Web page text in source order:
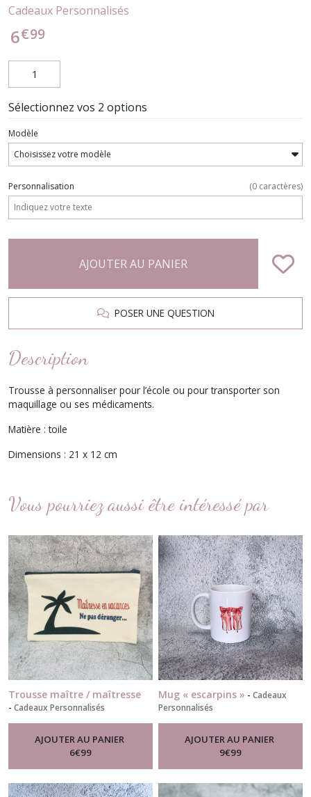
Cadeaux Personnalisés
6€99
Sélectionnez vos 2 options
Modèle
Personnalisation (0 caractères)
AJOUTER AU PANIER
POSER UNE QUESTION
Description
Trousse à personnaliser pour l’école ou pour transporter son
maquillage ou ses médicaments.
Matière : toile
Dimensions : 21 x 12 cm
Vous pourriez aussi être intéressé par
Trousse maître / maîtresse
- Cadeaux Personnalisés
AJOUTER AU PANIER
6€99
Mug « escarpins » -Cadeaux
Personnalisés
AJOUTER AU PANIER
9€99